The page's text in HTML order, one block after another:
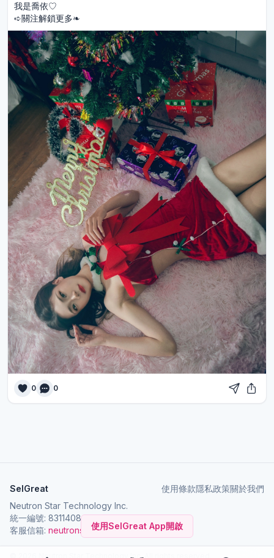
使用SelGreat App開啟
我是喬依♡︎
➪關注解鎖更多❧
0 0
SelGreat
Neutron Star Technology Inc.
統一編號: 83114084
客服信箱: neutronstar.ai@gmail.com
使用條款隱私政策關於我們
© 2026 Neutron Star Technology Inc. All rights reserved.